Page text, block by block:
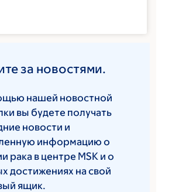
за новостями.
нашей новостной
вы будете получать
новости и
информацию о
рака в центре MSK и о
достижениях на свой
ящик.